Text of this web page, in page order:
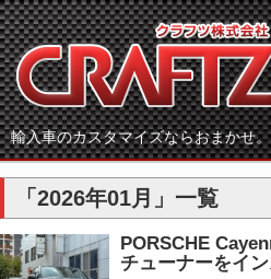
輸入車のカスタマイズならおまかせ
「 2026年01月 」 一覧
PORSCHE
チューナーをイン